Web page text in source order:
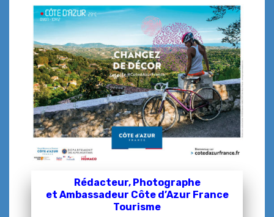
Rédacteur, Photographe
et Ambassadeur Côte d’Azur France
Tourisme